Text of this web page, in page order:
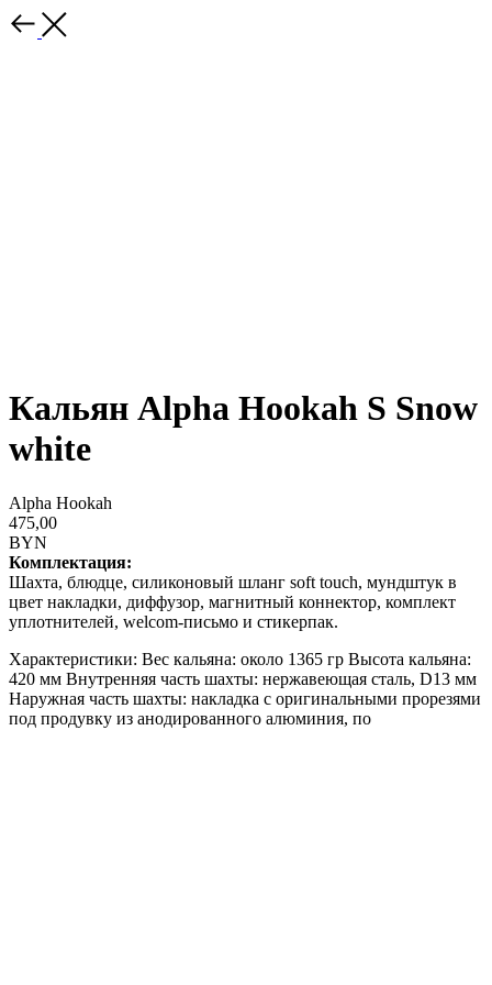
Кальян Alpha Hookah S Snow
white
Alpha Hookah
475,00
BYN
Комплектация:
Шахта, блюдце, силиконовый шланг soft touch, мундштук в
цвет накладки, диффузор, магнитный коннектор, комплект
уплотнителей, welcom-письмо и стикерпак.
Характеристики: Вес кальяна: около 1365 гр Высота кальяна:
420 мм Внутренняя часть шахты: нержавеющая сталь, D13 мм
Наружная часть шахты: накладка с оригинальными прорезями
под продувку из анодированного алюминия, по